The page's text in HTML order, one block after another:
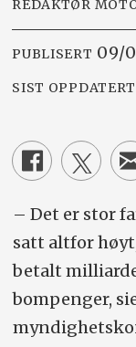
REDAKTØR
PUBLISERT
SIST OPPDATERT
– Det er stor
satt altfor
betalt
bompenger,